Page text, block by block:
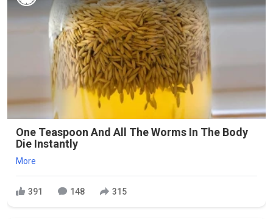
One Teaspoon And All The Worms In The Body
Die Instantly
More
391 148 315